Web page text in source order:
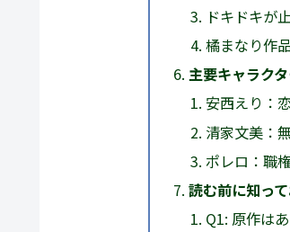
ドキドキが
橘まなり作
主要キャラク
安西えり：
清家文美：
ポレロ：職
読む前に知っ
Q1: 原作は